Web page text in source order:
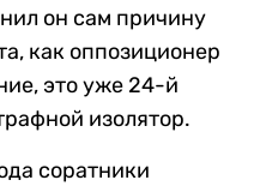
он сам причину
как оппозиционер
это уже 24-й
изолятор.
соратники